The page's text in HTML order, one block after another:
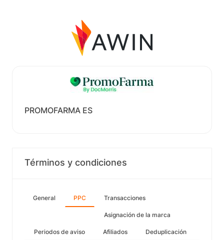
PROMOFARMA ES
Términos y condiciones
General PPC Transacciones
Asignación de la marca
Periodos de aviso Afiliados Deduplicación